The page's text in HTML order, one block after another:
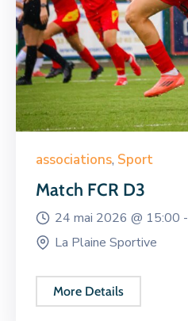
associations, Sport
Match FCR D3
24 mai 2026 @ 15:00 -
La Plaine Sportive
More Details